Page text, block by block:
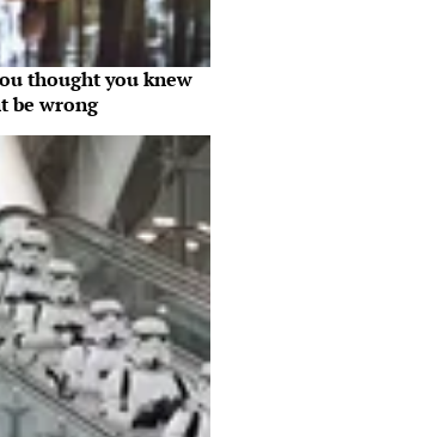
thought you knew
be wrong